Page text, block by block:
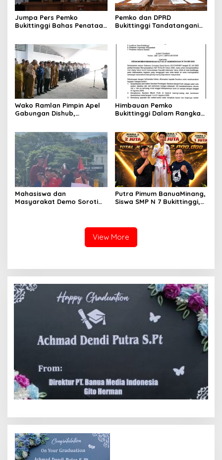
Jumpa Pers Pemko
Bukittinggi Bahas Penataan
Pemko dan DPRD
Bukittinggi Tandatangani
2026
Wako Ramlan Pimpin Apel
Gabungan Dishub,
Pelajar
Himbauan Pemko
Bukittinggi Dalam Rangka
Republik Indonesia
Mahasiswa dan
Masyarakat Demo Soroti
Putra Pimum BanuaMinang,
Siswa SMP N 7 Bukittinggi,
Kejuaraan Karate Jam
Gadang Inkanas Bukittinggi
View More